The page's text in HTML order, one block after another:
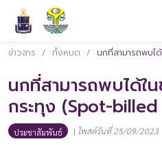
ข่าวสาร / ทั้งหมด / นกที่สามารถพบได้ใน
นกที่สามารถพบได้ใ
กระทุง (Spot-
ประชาสัมพันธ์ | โพสต์วันที่ 25/09/2023